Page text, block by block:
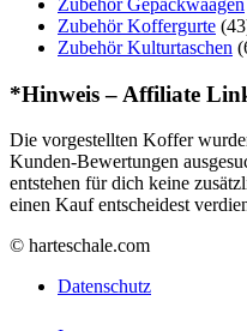
Zubehör Gepäckwaagen
Zubehör Koffergurte
Zubehör Kulturtaschen
*Hinweis – Affiliate
Die vorgestellten Koffer
Kunden-Bewertungen
entstehen für dich keine
einen Kauf entscheidest
© harteschale.com
Datenschutz